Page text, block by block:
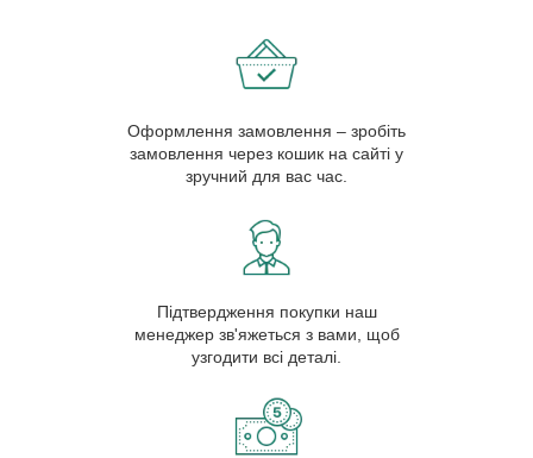
Оформлення замовлення – зробіть
замовлення через кошик на сайті у
зручний для вас час.
Підтвердження покупки наш
менеджер зв'яжеться з вами, щоб
узгодити всі деталі.